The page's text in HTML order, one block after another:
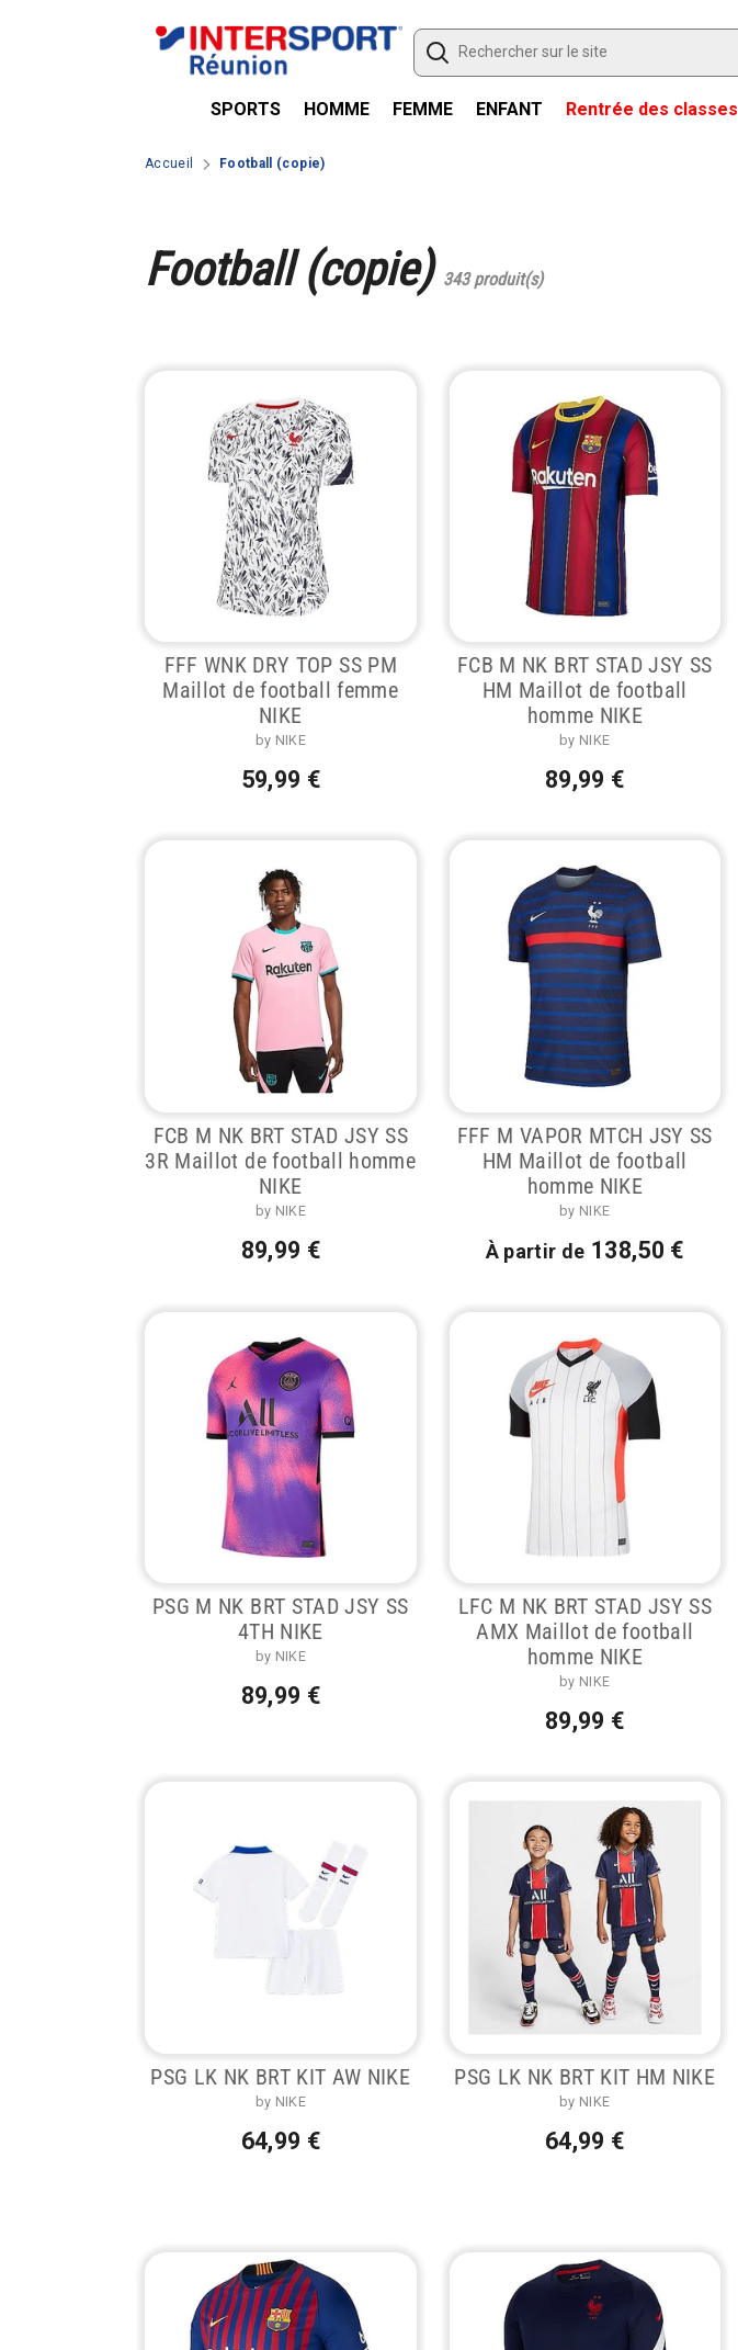
SPORTS HOMME FEMME ENFANT Rentrée des classes
Accueil Football (copie)
Football (copie) 343 produit(s)
FFF WNK DRY TOP SS PM
Maillot de football femme
NIKE
by NIKE
59,99 €
FCB M NK BRT STAD JSY SS
HM Maillot de football
homme NIKE
by NIKE
89,99 €
FCB M NK BRT STAD JSY SS
3R Maillot de football homme
NIKE
by NIKE
89,99 €
FFF M VAPOR MTCH JSY SS
HM Maillot de football
homme NIKE
by NIKE
À partir de 138,50 €
PSG M NK BRT STAD JSY SS
4TH NIKE
by NIKE
89,99 €
LFC M NK BRT STAD JSY SS
AMX Maillot de football
homme NIKE
by NIKE
89,99 €
PSG LK NK BRT KIT AW NIKE
by NIKE
64,99 €
PSG LK NK BRT KIT HM NIKE
by NIKE
64,99 €